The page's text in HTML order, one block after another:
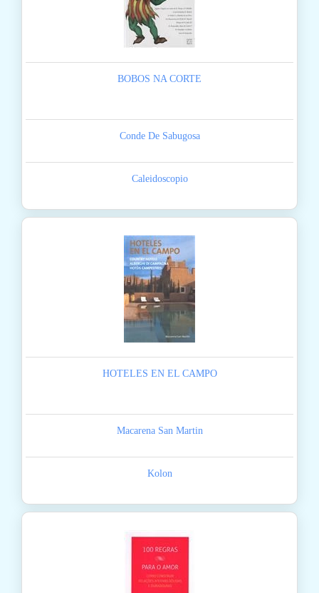
BOBOS NA CORTE
Conde De Sabugosa
Caleidoscopio
HOTELES EN EL CAMPO
Macarena San Martin
Kolon